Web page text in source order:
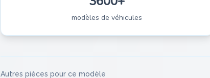
modèles de véhicules
Autres pièces pour ce modèle